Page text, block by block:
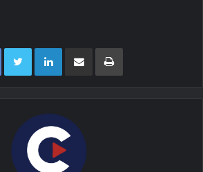
FacebookTwitterLinkedInCompartir por correo electrónicoImprimir